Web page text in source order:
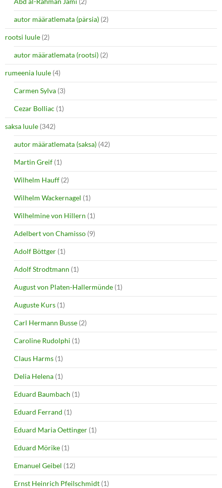
autor määratlemata (pärsia) (2)
rootsi luule (2)
autor määratlemata (rootsi) (2)
rumeenia luule (4)
Carmen Sylva (3)
Cezar Bolliac (1)
saksa luule (342)
autor määratlemata (saksa) (42)
Martin Greif (1)
Wilhelm Hauff (2)
Wilhelm Wackernagel (1)
Wilhelmine von Hillern (1)
Adelbert von Chamisso (9)
Adolf Böttger (1)
Adolf Strodtmann (1)
August von Platen-Hallermünde (1)
Auguste Kurs (1)
Carl Hermann Busse (2)
Caroline Rudolphi (1)
Claus Harms (1)
Delia Helena (1)
Eduard Baumbach (1)
Eduard Ferrand (1)
Eduard Maria Oettinger (1)
Eduard Mörike (1)
Emanuel Geibel (12)
Ernst Heinrich Pfeilschmidt (1)